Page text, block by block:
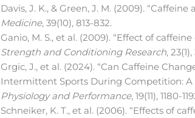
Davis, J. K., & Green, J. M. (2009).
Medicine, 39(10), 813-832.
Ganio, M. S., et al. (2009). “Effect of
Strength and Conditioning Research,
Grgic, J., et al. (2024). “Can Caffeine
Intermittent Sports During Competition: A
Physiology and Performance, 19(11), 1180-
Schneiker, K. T., et al. (2006). “Effects of